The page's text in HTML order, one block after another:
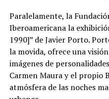
Paralelamente, la
Iberoamericana la
1990]” de Javier Porto.
la movida, ofrece una
imágenes de
Carmen Maura y el propio
atmósfera de las noches